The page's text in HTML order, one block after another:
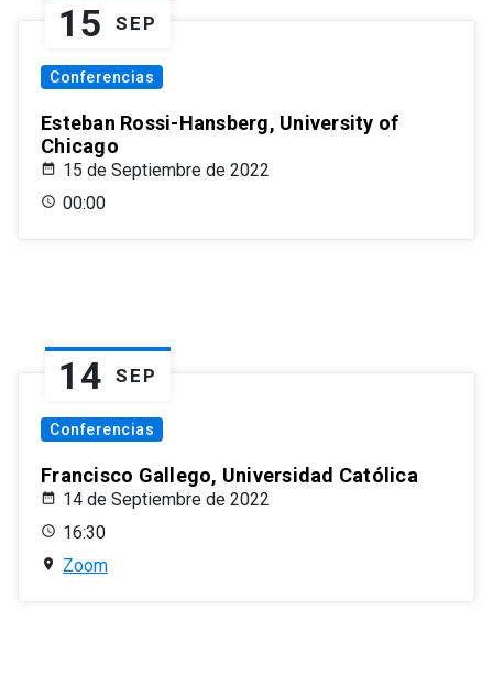
15 SEP
Conferencias
Esteban Rossi-Hansberg, University of
Chicago
15 de Septiembre de 2022
00:00
14 SEP
Conferencias
Francisco Gallego, Universidad Católica
14 de Septiembre de 2022
16:30
Zoom